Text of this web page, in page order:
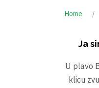
Home
Ja
U plavo
klicu